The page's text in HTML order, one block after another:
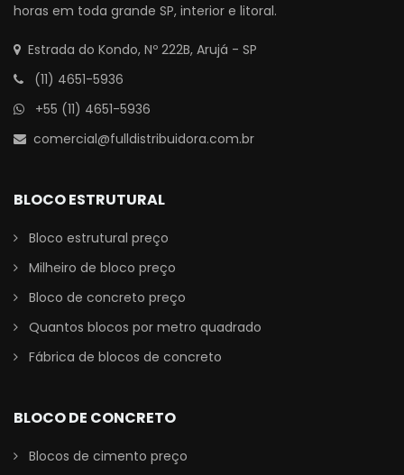
horas em toda grande SP, interior e litoral.
Estrada do Kondo, Nº 222B, Arujá - SP
(11) 4651-5936
+55 (11) 4651-5936
comercial@fulldistribuidora.com.br
BLOCO ESTRUTURAL
Bloco estrutural preço
Milheiro de bloco preço
Bloco de concreto preço
Quantos blocos por metro quadrado
Fábrica de blocos de concreto
BLOCO DE CONCRETO
Blocos de cimento preço